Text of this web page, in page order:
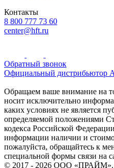
Контакты
8 800 777 73 60
center@hft.ru
Обратный звонок
Официальный дистрибьютор
Обращаем ваше внимание на
носит исключительно
каких условиях не является
определяемой положениями
кодекса Российской
информации наличии и
пожалуйста, обращайтесь к
специальной формы связи на
© 2017 - 2026 ООО «ПРАЙМ».